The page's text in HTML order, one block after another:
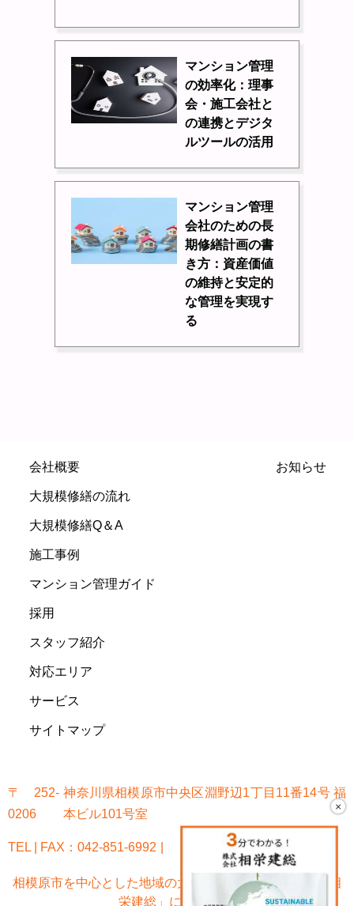
マンション管理
の効率化：理事
会・施工会社と
の連携とデジタ
ルツールの活用
マンション管理
会社のための長
期修繕計画の書
き方：資産価値
の維持と安定的
な管理を実現す
る
×
会社概要
大規模修繕の流れ
大規模修繕Q＆A
施工事例
マンション管理ガイド
採用
スタッフ紹介
対応エリア
サービス
サイトマップ
お知らせ
〒252-
0206
神奈川県相模原市中央区淵野辺1丁目11番14号 福
本ビル101号室
TEL | FAX：042-851-6992
相模原市を中心とした地域の大規模修繕なら「株式会社相
栄建総」におまかせ!